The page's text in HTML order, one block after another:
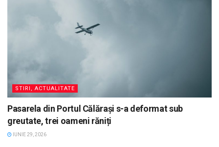
STIRI, ACTUALITATE
Pasarela din Portul Călărași s-a deformat sub
greutate, trei oameni răniți
IUNIE 29, 2026